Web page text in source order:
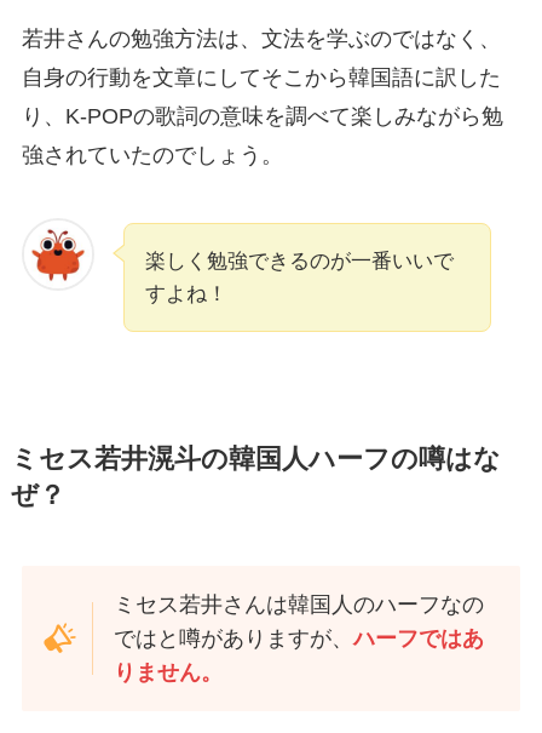
若井さんの勉強方法は、文法を学ぶのではなく、
自身の行動を文章にしてそこから韓国語に訳した
り、K-POPの歌詞の意味を調べて楽しみながら勉
強されていたのでしょう。
楽しく勉強できるのが一番いいで
すよね！
ミセス若井滉斗の韓国人ハーフの噂はな
ぜ？
ミセス若井さんは韓国人のハーフなの
ではと噂がありますが、ハーフではあ
りません。